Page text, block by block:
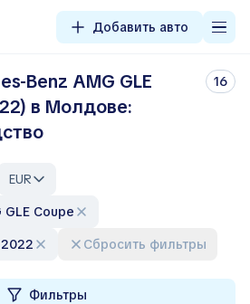
Добавить авто
Benz AMG GLE
в Молдове:
16
EUR
GLE Coupe
2022
Сбросить фильтры
Фильтры